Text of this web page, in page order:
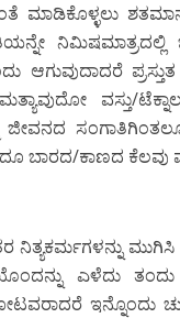
ಮಾಡಿಕೊಳ್ಳಲು
ಆಗುವುದಾದರೆ
ವಸ್ತು/
ಜೀವನದ
ಬಾರದ/ಕಾಣದ ಕೆಲವು
ನಿತ್ಯಕರ್ಮಗಳನ್ನು
ಎಳೆದು ತಂದು
ಇನ್ನೊಂದು